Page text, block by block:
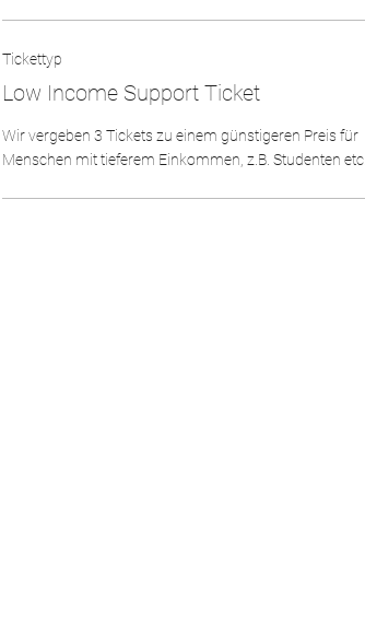
Tickettyp
Low Income Support Ticket
Wir vergeben 3 Tickets zu einem günstigeren Preis für
Menschen mit tieferem Einkommen, z.B. Studenten etc.